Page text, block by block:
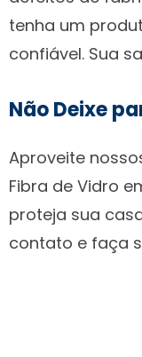
tenha um
confiável. Sua
Não Deixe
Aproveite
Fibra de Vidro
proteja sua
contato e faça